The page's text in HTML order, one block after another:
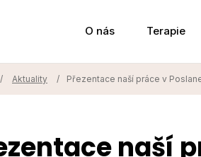
O nás Terapie
/ Aktuality / Přezentace naší práce v
naší